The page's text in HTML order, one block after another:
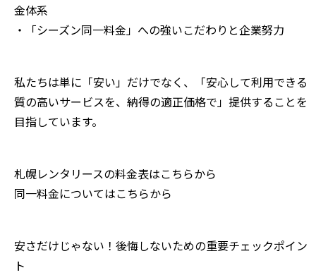
金体系
・「シーズン同一料金」への強いこだわりと企業努力
私たちは単に「安い」だけでなく、「安心して利用できる
質の高いサービスを、納得の適正価格で」提供することを
目指しています。
札幌レンタリースの料金表はこちらから
同一料金についてはこちらから
安さだけじゃない！後悔しないための重要チェックポイン
ト